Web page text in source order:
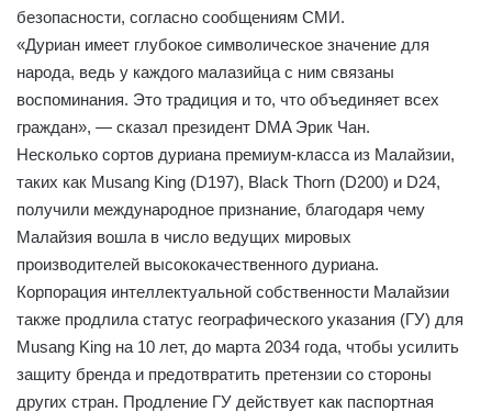
безопасности, согласно сообщениям СМИ.
«Дуриан имеет глубокое символическое значение для
народа, ведь у каждого малазийца с ним связаны
воспоминания. Это традиция и то, что объединяет всех
граждан», — сказал президент DMA Эрик Чан.
Несколько сортов дуриана премиум-класса из Малайзии,
таких как Musang King (D197), Black Thorn (D200) и D24,
получили международное признание, благодаря чему
Малайзия вошла в число ведущих мировых
производителей высококачественного дуриана.
Корпорация интеллектуальной собственности Малайзии
также продлила статус географического указания (ГУ) для
Musang King на 10 лет, до марта 2034 года, чтобы усилить
защиту бренда и предотвратить претензии со стороны
других стран. Продление ГУ действует как паспортная